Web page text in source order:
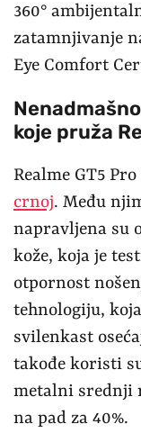
360°
zatamnjivanje
Eye Comfort
koje pruža
Realme GT5
crnoj. Među
napravljena su
kože, koja je
otpornost
tehnologiju,
svilenkast
takođe koristi
metalni srednji
na pad za 40%.